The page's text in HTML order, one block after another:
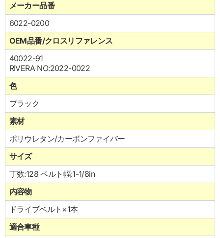
メーカー品番
6022-0200
OEM品番/クロスリファレンス
40022-91
RIVERA NO:2022-0022
色
ブラック
素材
ポリウレタン/カーボンファイバー
サイズ
丁数:128 ベルト幅:1-1/8in
内容物
ドライブベルト×1本
適合車種